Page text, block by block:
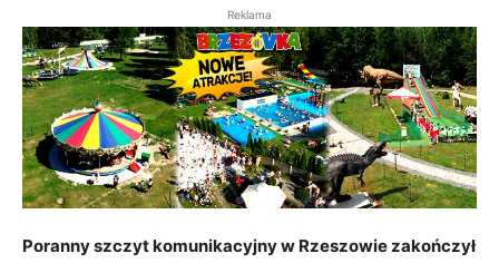
Reklama
Poranny szczyt komunikacyjny w Rzeszowie zakończył